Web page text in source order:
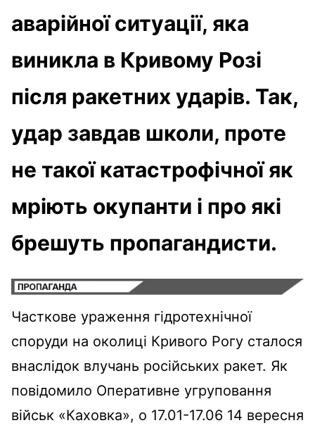
аварійної ситуації, яка
виникла в Кривому Розі
після ракетних ударів. Так,
удар завдав школи, проте
не такої катастрофічної як
мріють окупанти і про які
брешуть пропагандисти.
Часткове ураження гідротехнічної
споруди на околиці Кривого Рогу сталося
внаслідок влучань російських ракет. Як
повідомило Оперативне угруповання
військ «Каховка», о 17.01-17.06 14 вересня